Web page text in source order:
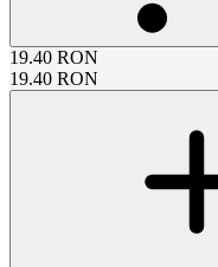
19.40 RON
19.40 RON